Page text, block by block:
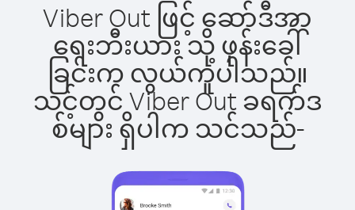
Viber Out ဖြင့် ဆော်ဒီအာ
ရေးဘီးယား သို့ ဖုန်းခေါ်
ခြင်းက လွယ်ကူပါသည်။
သင့်တွင် Viber Out ခရက်ဒ
စ်များ ရှိပါက သင်သည်-